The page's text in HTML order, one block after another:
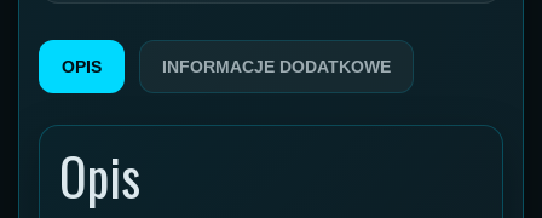
OPIS INFORMACJE DODATKOWE
Opis